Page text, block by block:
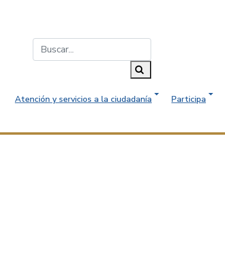
Atención y servicios a la ciudadanía Participa